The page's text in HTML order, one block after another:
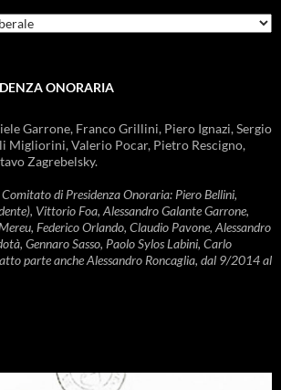
ONORARIA
Garrone, Franco Grillini, Piero Ignazi, Sergio
Migliorini, Valerio Pocar, Pietro Rescigno,
Zagrebelsky.
di Presidenza Onoraria: Piero Bellini,
Vittorio Foa, Alessandro Galante Garrone,
Federico Orlando, Claudio Pavone, Alessandro
Gennaro Sasso, Paolo Sylos Labini, Carlo
parte anche Alessandro Roncaglia, dal 9/2014 al